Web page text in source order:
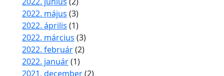
2022. május (3)
2022. április (1)
2022. március (3)
2022. február(2)
2022. január(1)
2021. december(2)